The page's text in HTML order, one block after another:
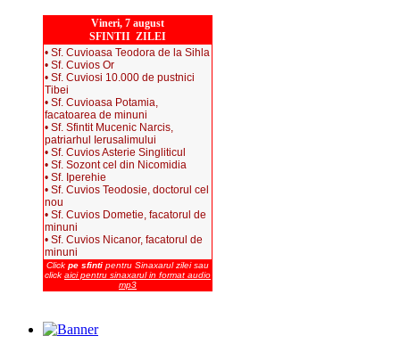
Vineri, 7 august
SFINTII ZILEI
• Sf. Cuvioasa Teodora de la Sihla
• Sf. Cuvios Or
• Sf. Cuviosi 10.000 de pustnici
Tibei
• Sf. Cuvioasa Potamia,
facatoarea de minuni
• Sf. Sfintit Mucenic Narcis,
patriarhul Ierusalimului
• Sf. Cuvios Asterie Singliticul
• Sf. Sozont cel din Nicomidia
• Sf. Iperehie
• Sf. Cuvios Teodosie, doctorul cel
nou
• Sf. Cuvios Dometie, facatorul de
minuni
• Sf. Cuvios Nicanor, facatorul de
minuni
Click pe sfinti pentru Sinaxarul zilei sau
click aici pentru sinaxarul in format audio
mp3